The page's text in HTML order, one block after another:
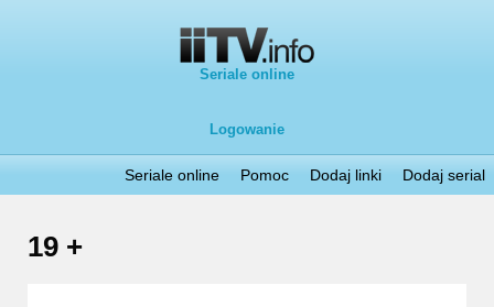
Seriale online
Logowanie
Seriale online Pomoc Dodaj linki Dodaj serial
19 +